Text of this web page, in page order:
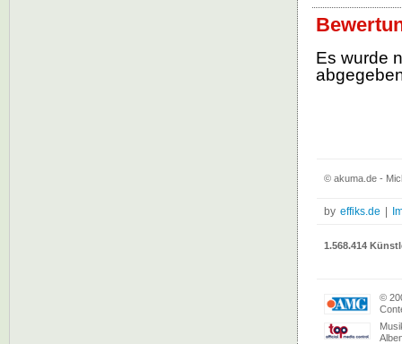
Es wurde
© akuma.de -
by effiks.de
1.568.414
©